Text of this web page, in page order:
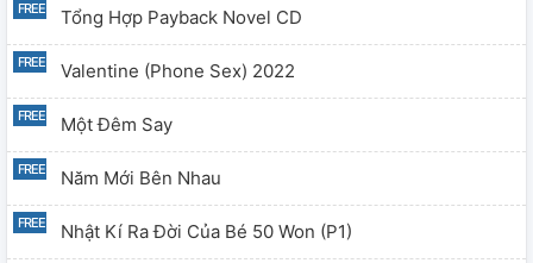
Tổng Hợp Payback Novel CD
Valentine (phone Sex) 2022
Một Đêm Say
Năm Mới Bên Nhau
Nhật Kí Ra Đời Của Bé 50 Won (p1)